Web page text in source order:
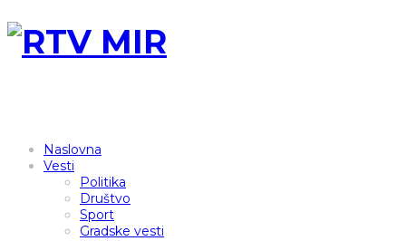
Naslovna
Vesti
Politika
Društvo
Sport
Gradske vesti